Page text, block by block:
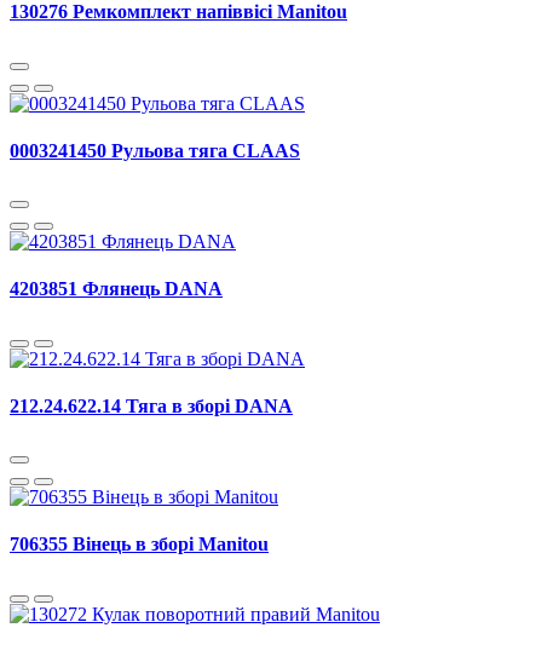
130276 Ремкомплект напіввісі Manitou
0003241450 Рульова тяга CLAAS
4203851 Флянець DANA
212.24.622.14 Тяга в зборі DANA
706355 Вінець в зборі Manitou